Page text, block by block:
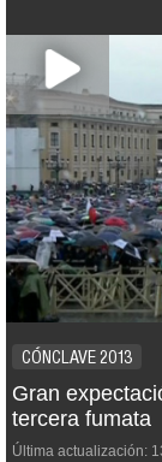
CÓNCLAVE 2013
Gran
tercera fumata
Última actualización: